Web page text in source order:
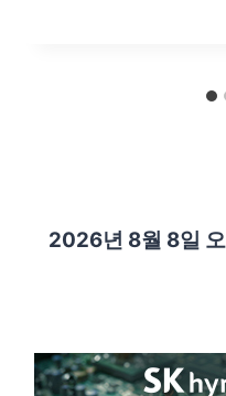
2026년 8월 8일